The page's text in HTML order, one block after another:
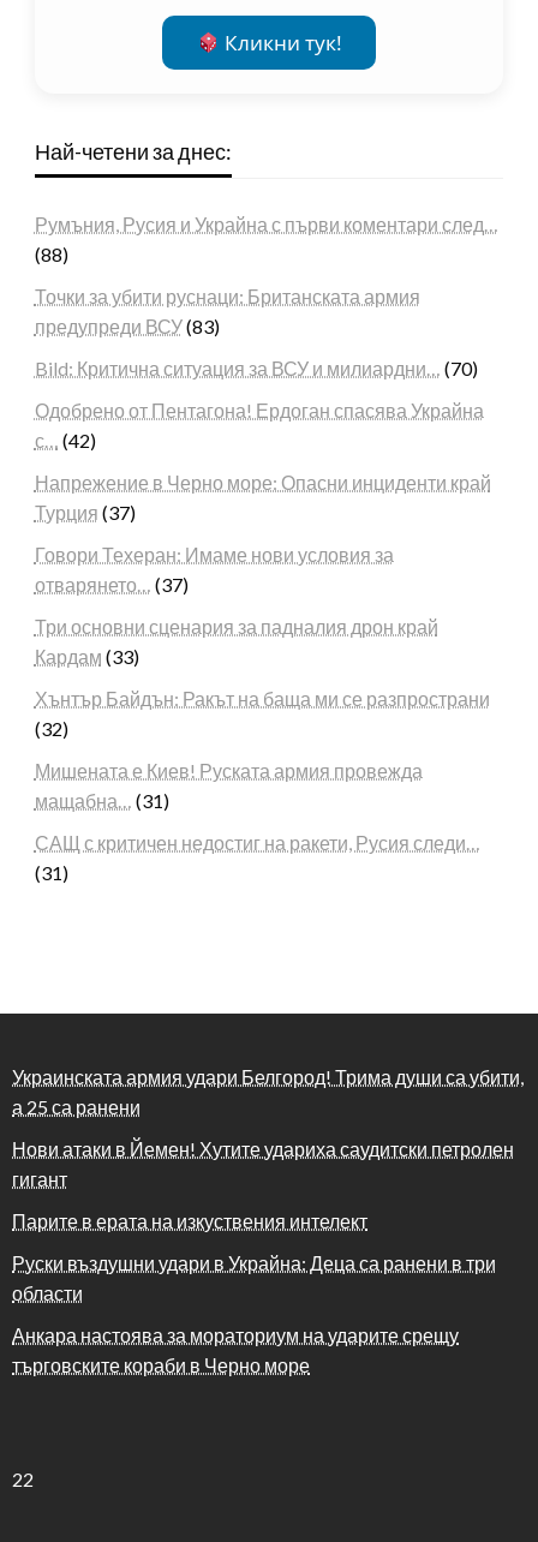
Кликни тук!
Най-четени за днес:
Румъния, Русия и Украйна с първи коментари след…
(88)
Точки за убити руснаци: Британската армия
предупреди ВСУ(83)
Bild: Критична ситуация за ВСУ и милиардни… (70)
Одобрено от Пентагона! Ердоган спасява Украйна
с… (42)
Напрежение в Черно море: Опасни инциденти край
Турция (37)
Говори Техеран: Имаме нови условия за
отварянето… (37)
Три основни сценария за падналия дрон край
Кардам (33)
Хънтър Байдън: Ракът на баща ми се разпространи
(32)
Мишената е Киев! Руската армия провежда
мащабна… (31)
САЩ с критичен недостиг на ракети, Русия следи…
(31)
Украинската армия удари Белгород! Трима души са убити,
а 25 са ранени
Нови атаки в Йемен! Хутите удариха саудитски петролен
гигант
Парите в ерата на изкуствения интелект
Руски въздушни удари в Украйна: Деца са ранени в три
области
Анкара настоява за мораториум на ударите срещу
търговските кораби в Черно море
22